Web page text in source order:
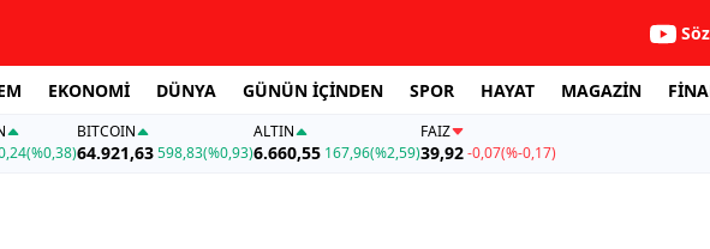
EKONOMİ DÜNYA GÜNÜN İÇİNDEN SPOR HAYAT MAGAZİN
(%0,38)
BITCOIN
64.921,63598,83(%0,93)
ALTIN
6.660,55 167,96(%2,59)
FAİZ
39,92-0,07(%-0,17)